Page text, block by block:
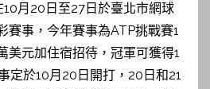
月20日至27日於臺北市網球
賽事，今年賽事為ATP挑戰賽1
美元加住宿招待，冠軍可獲得1
定於10月20日開打，20日和21